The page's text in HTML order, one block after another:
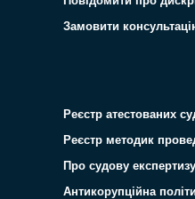
Замовити
Реєстр атестованих
Реєстр методик
Про судову експертизу
Антикорупційна